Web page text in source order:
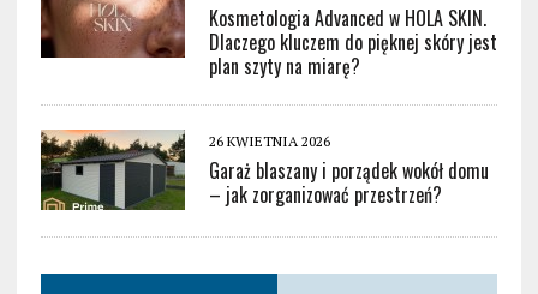
Kosmetologia Advanced w HOLA SKIN.
Dlaczego kluczem do pięknej skóry jest
plan szyty na miarę?
26 KWIETNIA 2026
Garaż blaszany i porządek wokół domu
– jak zorganizować przestrzeń?